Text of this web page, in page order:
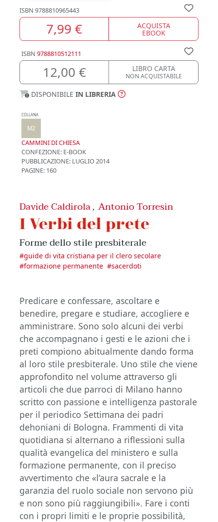
ISBN 9788810965443
7,99 € ACQUISTA
EBOOK
ISBN 9788810512111
12,00 € LIBRO CARTA
NON ACQUISTABILE
DISPONIBILE IN LIBRERIA
COLLANA
M2
CAMMINI DI CHIESA
CONFEZIONE: E-BOOK
PUBBLICAZIONE: LUGLIO 2014
PAGINE: 160
Davide Caldirola , Antonio Torresin
I Verbi del prete
Forme dello stile presbiterale
#guide di vita cristiana per il clero secolare
#formazione permanente #sacerdoti
Predicare e confessare, ascoltare e
benedire, pregare e studiare, accogliere e
amministrare. Sono solo alcuni dei verbi
che accompagnano i gesti e le azioni che i
preti compiono abitualmente dando forma
al loro stile presbiterale. Uno stile che viene
approfondito nel volume attraverso gli
articoli che due parroci di Milano hanno
scritto con passione e intelligenza pastorale
per il periodico Settimana dei padri
dehoniani di Bologna. Frammenti di vita
quotidiana si alternano a riflessioni sulla
qualità evangelica del ministero e sulla
formazione permanente, con il preciso
avvertimento che «l’aura sacrale e la
garanzia del ruolo sociale non servono più
e non sono più raggiungibili». Fare i conti
con i propri limiti e le proprie possibilità,